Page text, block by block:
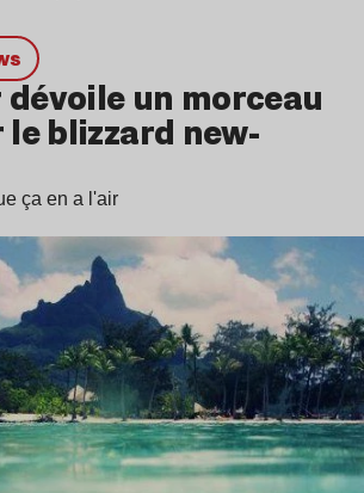
dévoile un morceau
blizzard new-
ça en a l'air